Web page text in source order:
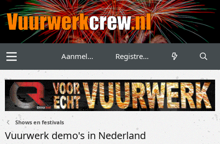
Aanmelden Registreren
Shows en festivals
Vuurwerk demo's in Nederland